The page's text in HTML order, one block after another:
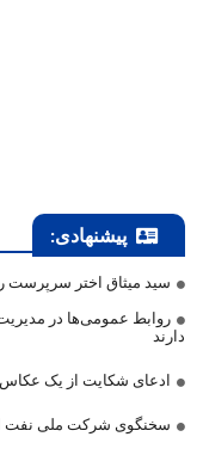
پیشنهادی:
سید میثاق اختر سرپرست
روابط عمومی‌ها در
دارند
ادعای شکایت از یک
سخنگوی شرکت ملی نفت